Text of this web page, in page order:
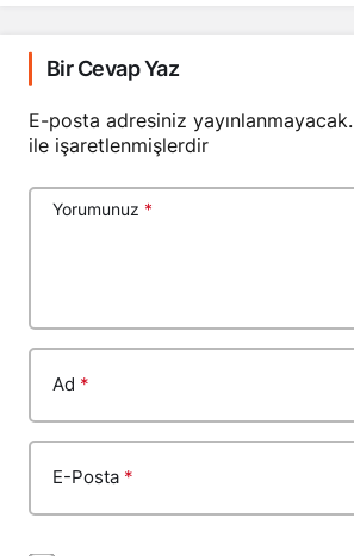
Bir Cevap Yaz
E-posta adresiniz yayınlanmayacak.
ile işaretlenmişlerdir
Yorumunuz *
Ad *
E-Posta *